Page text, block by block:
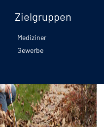
Zielgruppen
Mediziner
Gewerbe